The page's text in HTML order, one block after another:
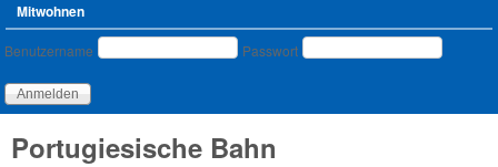
Mitwohnen
Benutzeranmeldung
Benutzername Passwort
Portugiesische Bahn